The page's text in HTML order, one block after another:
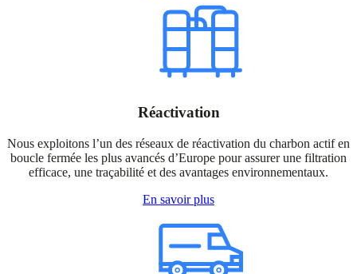
Réactivation
Nous exploitons l’un des réseaux de réactivation du charbon actif en
boucle fermée les plus avancés d’Europe pour assurer une filtration
efficace, une traçabilité et des avantages environnementaux.
En savoir plus